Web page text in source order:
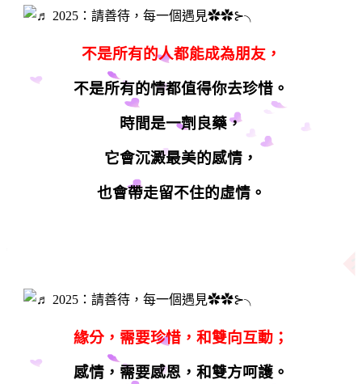
不是所有的人都能成為朋友，
不是所有的情都值得你去珍惜。
時間是一劑良藥，
它會沉澱最美的感情，
也會帶走留不住的虛情。
緣分，需要珍惜，和雙向互動；
感情，需要感恩，和雙方呵護。